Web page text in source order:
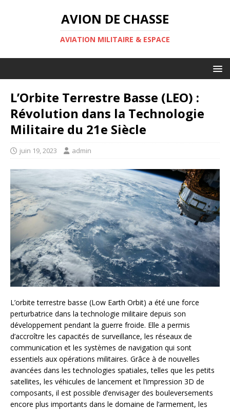
AVION DE CHASSE
AVIATION MILITAIRE & ESPACE
L’Orbite Terrestre Basse (LEO) :
Révolution dans la Technologie
Militaire du 21e Siècle
juin 19, 2023 admin
L’orbite terrestre basse (Low Earth Orbit) a été une force
perturbatrice dans la technologie militaire depuis son
développement pendant la guerre froide. Elle a permis
d’accroître les capacités de surveillance, les réseaux de
communication et les systèmes de navigation qui sont
essentiels aux opérations militaires. Grâce à de nouvelles
avancées dans les technologies spatiales, telles que les petits
satellites, les véhicules de lancement et l’impression 3D de
composants, il est possible d’envisager des bouleversements
encore plus importants dans le domaine de l’armement, les